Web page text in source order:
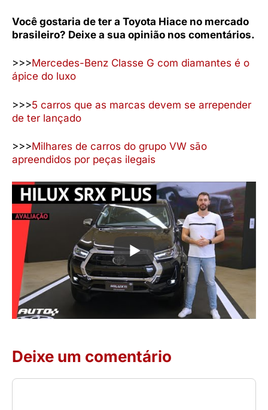
Você gostaria de ter a Toyota Hiace no mercado
brasileiro? Deixe a sua opinião nos comentários.
>>>Mercedes-Benz Classe G com diamantes é o
ápice do luxo
>>>5 carros que as marcas devem se arrepender
de ter lançado
>>>Milhares de carros do grupo VW são
apreendidos por peças ilegais
Deixe um comentário
Comentário